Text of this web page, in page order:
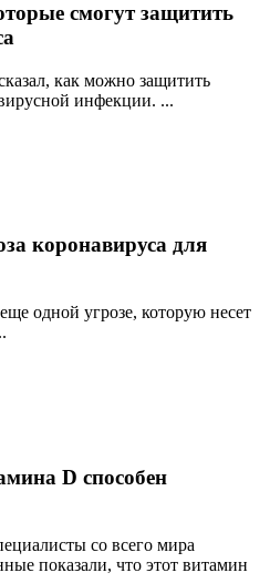
смогут защитить
как можно защитить
инфекции. ...
коронавируса для
одной угрозе, которую несет
D способен
со всего мира
показали, что этот витамин